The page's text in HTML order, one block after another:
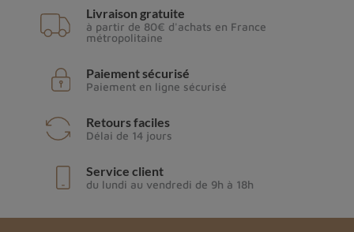
Livraison gratuite
à partir de 80€ d'achats en France
métropolitaine
Paiement sécurisé
Paiement en ligne sécurisé
Retours faciles
Délai de 14 jours
Service client
du lundi au vendredi de 9h à 18h